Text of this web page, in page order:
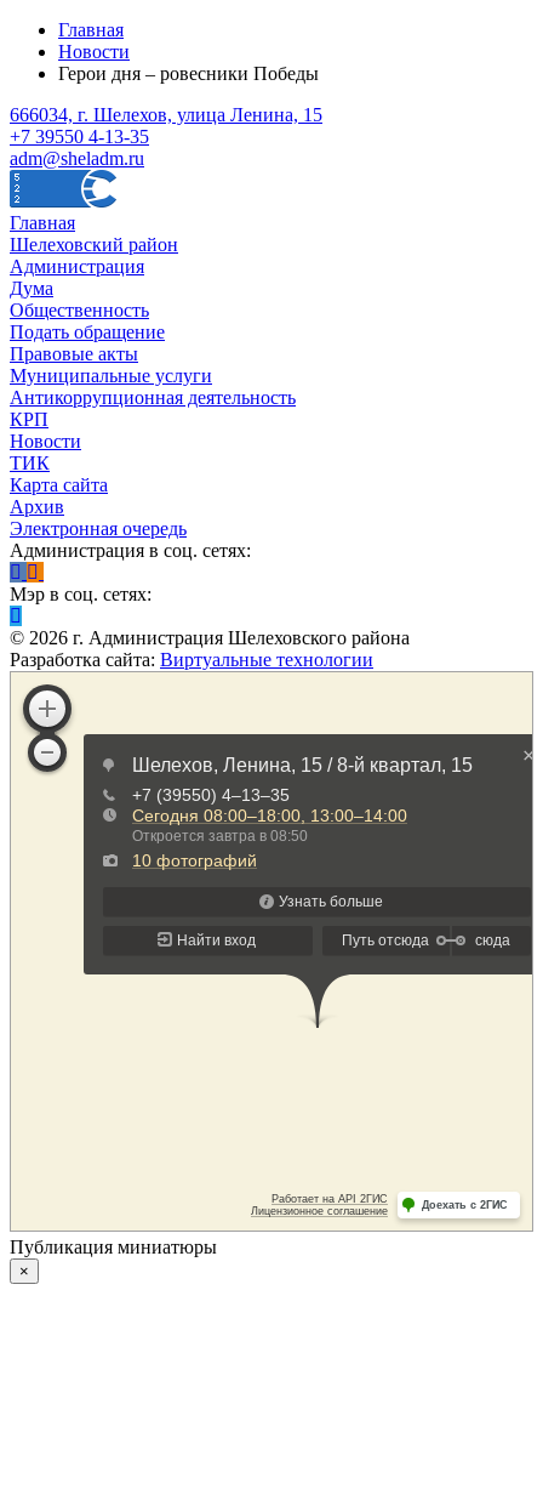
Главная
Новости
Герои дня – ровесники Победы
666034, г. Шелехов, улица Ленина, 15
+7 39550 4-13-35
adm@sheladm.ru
Главная
Шелеховский район
Администрация
Дума
Общественность
Подать обращение
Правовые акты
Муниципальные услуги
Антикоррупционная деятельность
КРП
Новости
ТИК
Карта сайта
Архив
Электронная очередь
Администрация в соц. сетях:
Мэр в соц. сетях:
© 2026 г. Администрация Шелеховского района
Разработка сайта: Виртуальные технологии
Публикация миниатюры
×